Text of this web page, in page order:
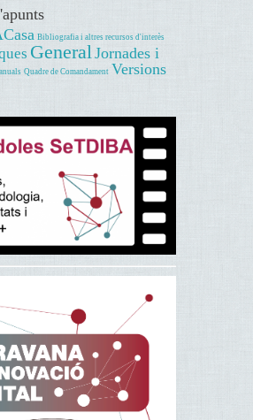
Bibliografia i altres recursos d'interès
GeneralJornades i
Quadre de Comandament Versions